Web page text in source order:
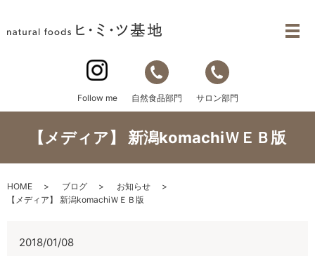
Follow me 自然食品部門 サロン部門
【メディア】 新潟komachiＷＥＢ版
HOME ブログ
お知らせ
【メディア】 新潟komachiＷＥＢ版
2018/01/08